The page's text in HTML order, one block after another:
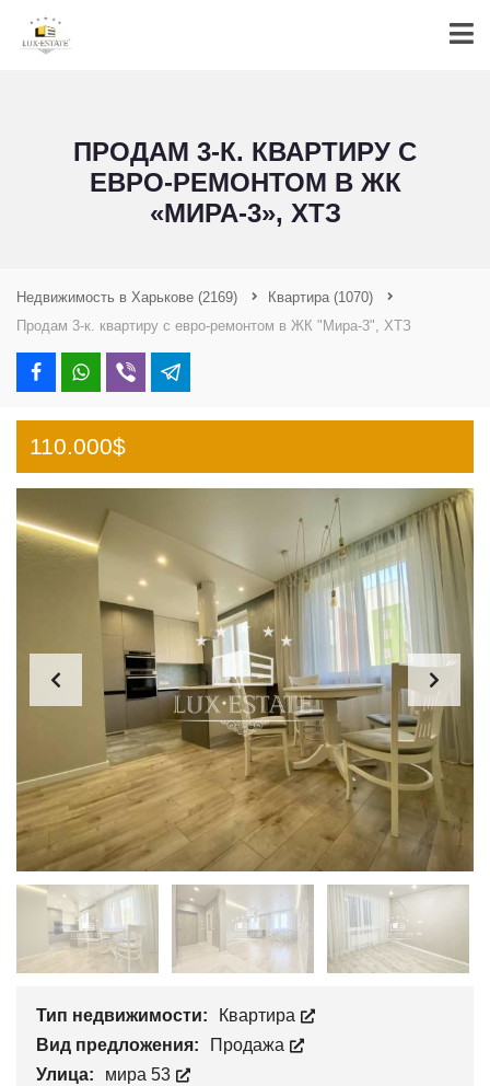
ПРОДАМ 3-К. КВАРТИРУ C
ЕВРО-РЕМОНТОМ В ЖК
«МИРА-3», ХТЗ
Недвижимость в Харькове (2169) Квартира (1070)
Продам 3-к. квартиру c евро-ремонтом в ЖК "Мира-3", ХТЗ
110.000$
Тип недвижимости:
Квартира
Вид предложения:
Продажа
Улица:
мира 53